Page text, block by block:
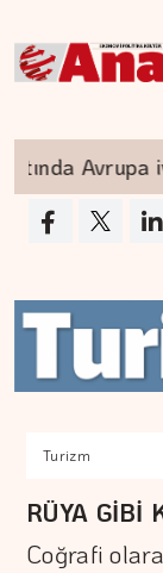
Avrupa ivmesi
Turizm
RÜYA GİBİ
Coğrafi